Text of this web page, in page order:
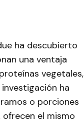
ha descubierto
una ventaja
vegetales,
ha
o porciones
el mismo